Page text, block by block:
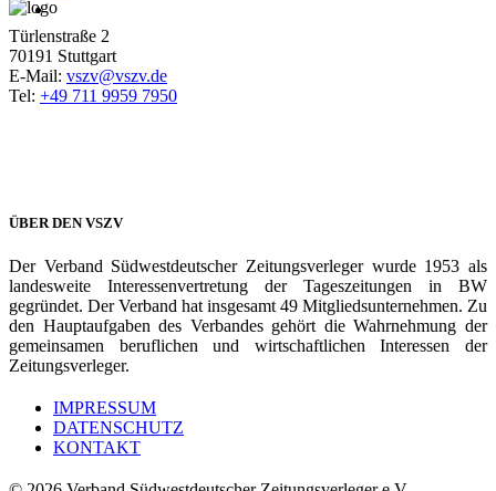
Türlenstraße 2
70191 Stuttgart
E-Mail: vszv@vszv.de
Tel: +49 711 9959 7950
ÜBER DEN VSZV
Der Verband Südwestdeutscher Zeitungsverleger wurde 1953 als
landesweite Interessenvertretung der Tageszeitungen in BW
gegründet. Der Verband hat insgesamt 49 Mitgliedsunternehmen. Zu
den Hauptaufgaben des Verbandes gehört die Wahrnehmung der
gemeinsamen beruflichen und wirtschaftlichen Interessen der
Zeitungsverleger.
IMPRESSUM
DATENSCHUTZ
KONTAKT